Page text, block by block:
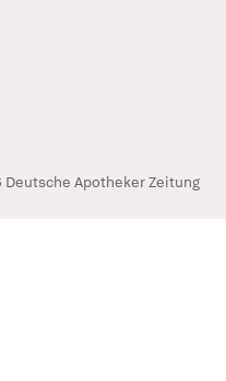
Deutsche Apotheker Zeitung